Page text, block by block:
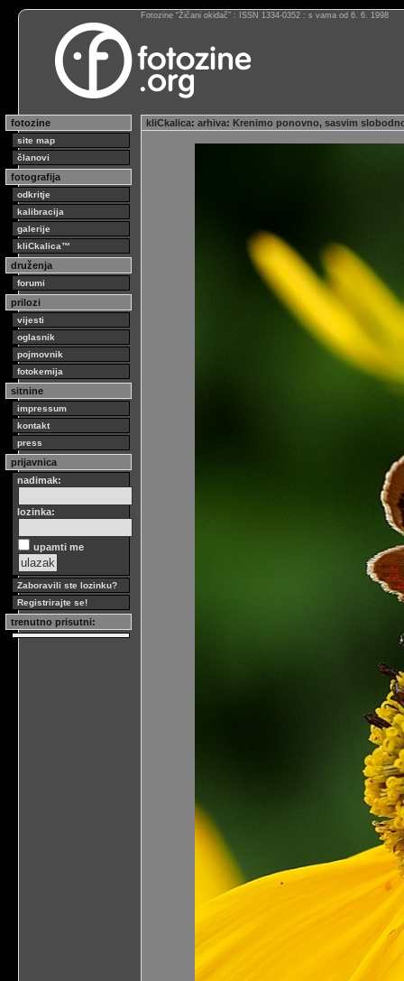
Fotozine “Žičani okidač” : ISSN 1334-0352 : s vama od 6. 6. 1998
fotozine
site map
članovi
fotografija
odkritje
kalibracija
galerije
kliCkalica™
druženja
forumi
prilozi
vijesti
oglasnik
pojmovnik
fotokemija
sitnine
impressum
kontakt
press
prijavnica
nadimak:
lozinka:
upamti me
Zaboravili ste lozinku?
Registrirajte se!
trenutno prisutni:
kliCkalica: arhiva: Krenimo ponovno, sasvim